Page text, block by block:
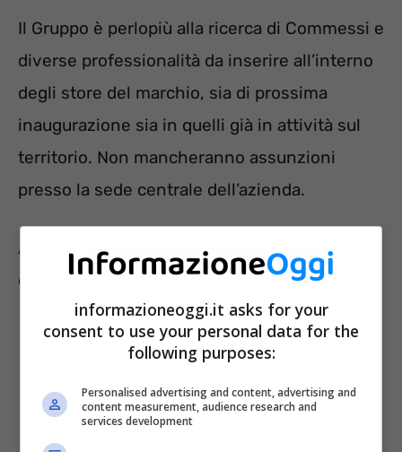
Il Gruppo è perlopiù alla ricerca di Commessi e
diverse professionalità da inserire all’interno
degli store del marchio, sia di prossima
inaugurazione sia in quelli già in attività sul
territorio. Non mancheranno assunzioni
presso la sede centrale dell’azienda.
Attualmente sono tantissime le regioni
coinvolte nella campagna di recruiting:
informazioneoggi.it asks for your
consent to use your personal data for the
following purposes:
Personalised advertising and content, advertising and
content measurement, audience research and
services development